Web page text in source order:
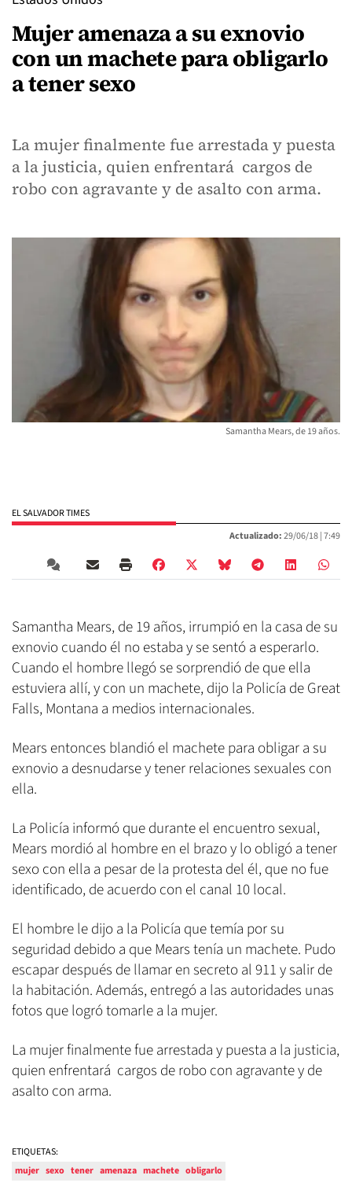
Mujer amenaza a su exnovio
con un machete para obligarlo
a tener sexo
La mujer finalmente fue arrestada y puesta
a la justicia, quien enfrentará cargos de
robo con agravante y de asalto con arma.
Samantha Mears, de 19 años.
EL SALVADOR TIMES
Actualizado:29/06/18 |7:49
Samantha Mears, de 19 años, irrumpió en la casa de su
exnovio cuando él no estaba y se sentó a esperarlo.
Cuando el hombre llegó se sorprendió de que ella
estuviera allí, y con un machete, dijo la Policía de Great
Falls, Montana a medios internacionales.
Mears entonces blandió el machete para obligar a su
exnovio a desnudarse y tener relaciones sexuales con
ella.
La Policía informó que durante el encuentro sexual,
Mears mordió al hombre en el brazo y lo obligó a tener
sexo con ella a pesar de la protesta del él, que no fue
identificado, de acuerdo con el canal 10 local.
El hombre le dijo a la Policía que temía por su
seguridad debido a que Mears tenía un machete. Pudo
escapar después de llamar en secreto al 911 y salir de
la habitación. Además, entregó a las autoridades unas
fotos que logró tomarle a la mujer.
La mujer finalmente fue arrestada y puesta a la justicia,
quien enfrentará cargos de robo con agravante y de
asalto con arma.
ETIQUETAS:
mujer sexo tener amenaza machete obligarlo